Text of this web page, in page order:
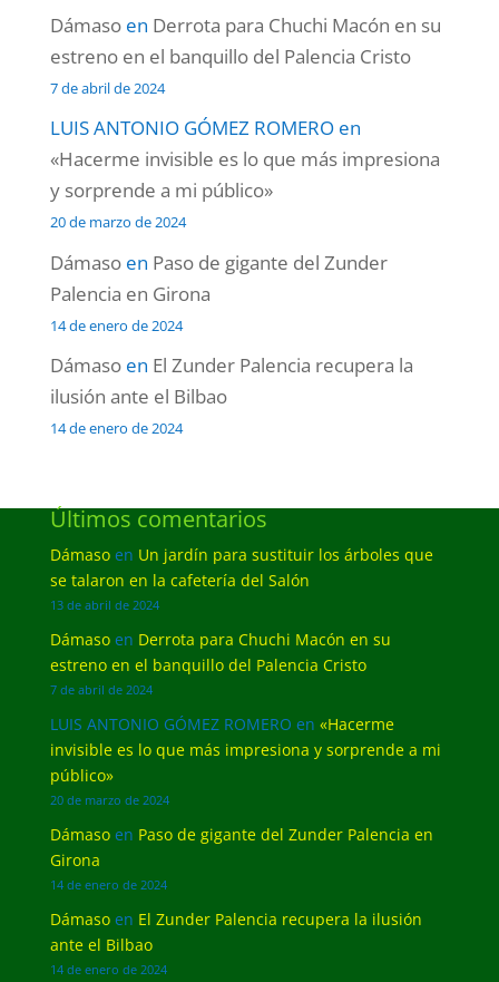
Dámasoen Derrota para Chuchi Macón en su
estreno en el banquillo del Palencia Cristo
7 de abril de 2024
LUIS ANTONIO GÓMEZ ROMEROen
«Hacerme invisible es lo que más impresiona
y sorprende a mi público»
20 de marzo de 2024
Dámasoen Paso de gigante del Zunder
Palencia en Girona
14 de enero de 2024
Dámasoen El Zunder Palencia recupera la
ilusión ante el Bilbao
14 de enero de 2024
Últimos comentarios
Dámasoen Un jardín para sustituir los árboles que
se talaron en la cafetería del Salón
13 de abril de 2024
Dámasoen Derrota para Chuchi Macón en su
estreno en el banquillo del Palencia Cristo
7 de abril de 2024
LUIS ANTONIO GÓMEZ ROMERO en «Hacerme
invisible es lo que más impresiona y sorprende a mi
público»
20 de marzo de 2024
Dámasoen Paso de gigante del Zunder Palencia en
Girona
14 de enero de 2024
Dámasoen El Zunder Palencia recupera la ilusión
ante el Bilbao
14 de enero de 2024